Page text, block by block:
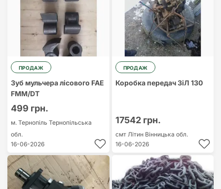
ПРОДАЖ
Зуб мульчера лісового FAE
FMM/DT
499 грн.
м. Тернопіль Тернопільська
обл.
16-06-2026
ПРОДАЖ
Коробка передач ЗіЛ 130
17542 грн.
смт Літин Вінницька обл.
16-06-2026